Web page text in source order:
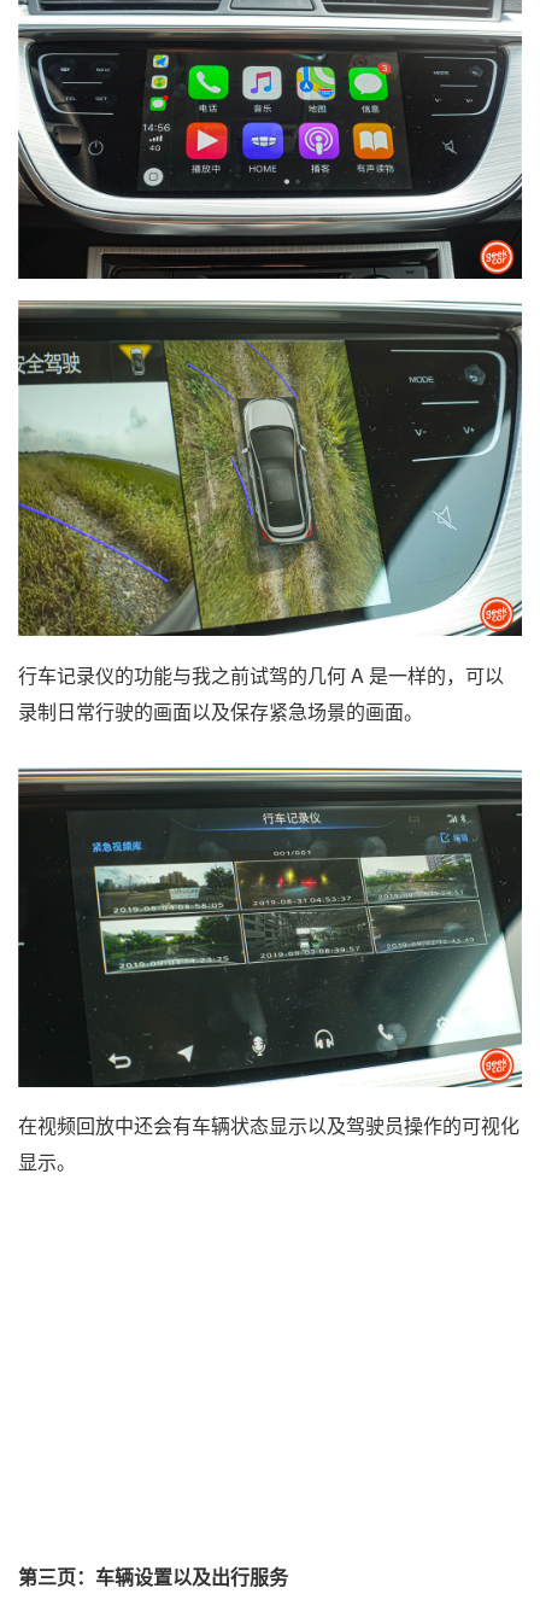
行车记录仪的功能与我之前试驾的几何 A 是一样的，可以
录制日常行驶的画面以及保存紧急场景的画面。
在视频回放中还会有车辆状态显示以及驾驶员操作的可视化
显示。
第三页：车辆设置以及出行服务